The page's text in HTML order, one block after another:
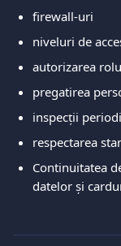
firewall-uri
niveluri de
autorizarea
pregatirea
inspecții
respectarea
Continuitatea
datelor și